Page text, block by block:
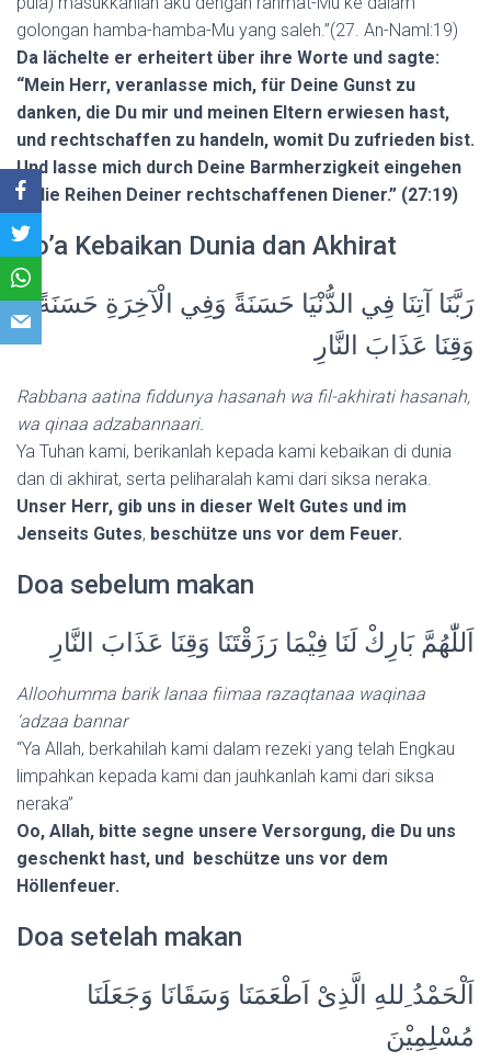
golongan hamba-hamba-Mu yang saleh.”(27. An-Naml:19)
Da lächelte er erheitert über ihre Worte und sagte:
“Mein Herr, veranlasse mich, für Deine Gunst zu
danken, die Du mir und meinen Eltern erwiesen hast,
und rechtschaffen zu handeln, womit Du zufrieden bist.
Und lasse mich durch Deine Barmherzigkeit eingehen
in die Reihen Deiner rechtschaffenen Diener.” (27:19)
Do’a Kebaikan Dunia dan Akhirat
رَبَّنَا آتِنَا فِي الدُّنْيَا حَسَنَةً وَفِي الْآخِرَةِ حَسَنَةً
وَقِنَا عَذَابَ النَّارِ
Rabbana aatina fiddunya hasanah wa fil-akhirati hasanah,
wa qinaa adzabannaari.
Ya Tuhan kami, berikanlah kepada kami kebaikan di dunia
dan di akhirat, serta peliharalah kami dari siksa neraka.
Unser Herr, gib uns in dieser Welt Gutes und im
Jenseits Gutes, beschütze uns vor dem Feuer.
Doa sebelum makan
اَللّٰهُمَّ بَارِكْ لَنَا فِيْمَا رَزَقْتَنَا وَقِنَا عَذَابَ النَّارِ
Alloohumma barik lanaa fiimaa razaqtanaa waqinaa
‘adzaa bannar
“Ya Allah, berkahilah kami dalam rezeki yang telah Engkau
limpahkan kepada kami dan jauhkanlah kami dari siksa
neraka”
Oo, Allah, bitte segne unsere Versorgung, die Du uns
geschenkt hast, und beschütze uns vor dem
Höllenfeuer.
Doa setelah makan
اَلْحَمْدُ ِللهِ الَّذِىْ اَطْعَمَنَا وَسَقَانَا وَجَعَلَنَا
مُسْلِمِيْنَ